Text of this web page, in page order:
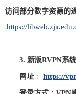
访问部分数字资源的
https://
3. 新版RVPN系
网址： https://